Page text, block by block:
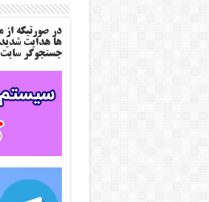
در صورتیکه
ها هدایت
جستجوگر سایت